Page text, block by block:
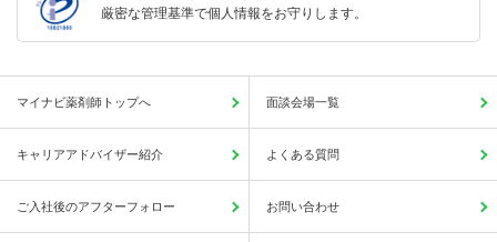
厳密な管理基準で個人情報をお守りします。
マイナビ薬剤師トップへ 面談会場一覧
キャリアアドバイザー紹介 よくある質問
ご入社後のアフターフォロー お問い合わせ